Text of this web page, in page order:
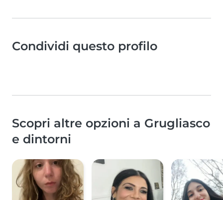
Condividi questo profilo
Scopri altre opzioni a Grugliasco
e dintorni